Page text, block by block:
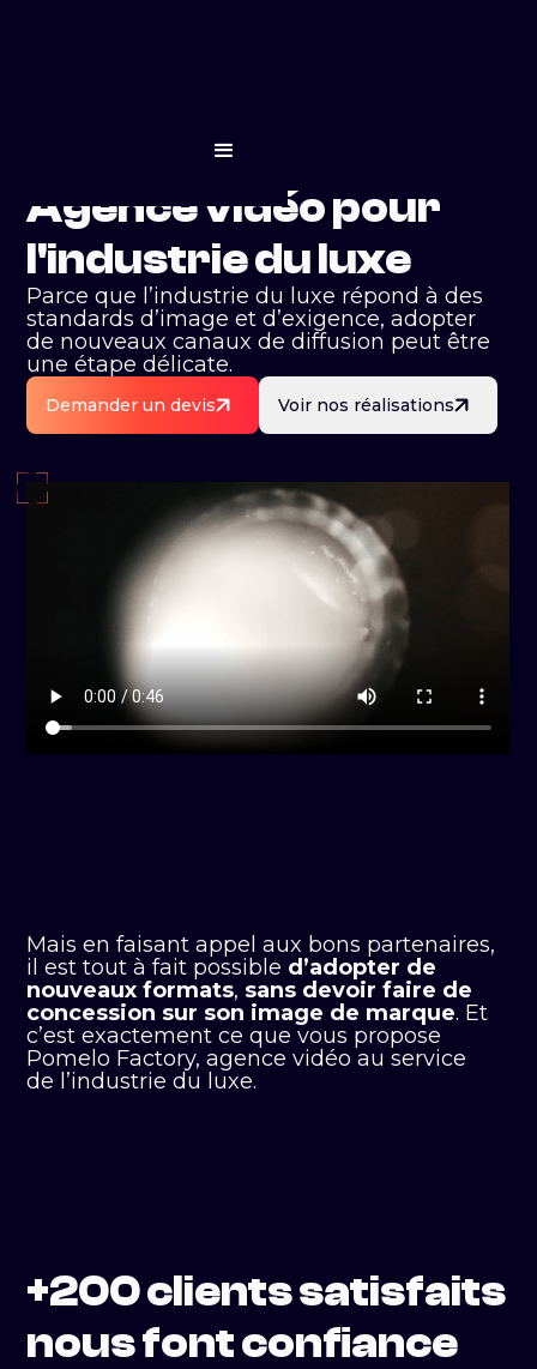
Agence vidéo pour
l'industrie du luxe
Parce que l’industrie du luxe répond à des
standards d’image et d’exigence, adopter
de nouveaux canaux de diffusion peut être
une étape délicate.
Demander un devis Voir nos réalisations
Mais en faisant appel aux bons partenaires,
il est tout à fait possible d’adopter de
nouveaux formats, sans devoir faire de
concession sur son image de marque. Et
c’est exactement ce que vous propose
Pomelo Factory, agence vidéo au service
de l’industrie du luxe.
+200 clients satisfaits
nous font confiance